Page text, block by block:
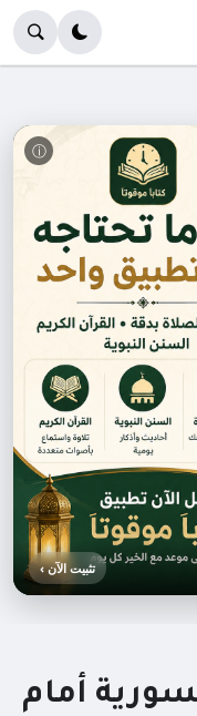
ⓘ
تثبيت الآن ›
أمام